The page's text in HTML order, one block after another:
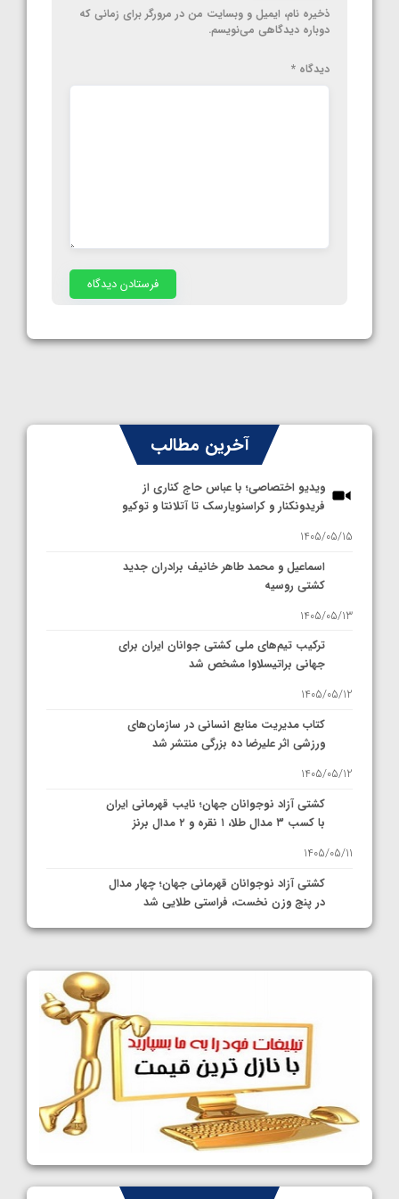
ذخیره نام، ایمیل و وبسایت من در مرورگر برای زمانی که
دوباره دیدگاهی می‌نویسم.
دیدگاه *
آخرین مطالب
ویدیو اختصاصی؛ با عباس حاج کناری از
فریدونکنار و کراسنویارسک تا آتلانتا و توکیو
1405/05/15
اسماعیل و محمد طاهر خانیف برادران جدید
کشتی روسیه
1405/05/13
ترکیب تیم‌های ملی کشتی جوانان ایران برای
جهانی براتیسلاوا مشخص شد
1405/05/12
کتاب مدیریت منابع انسانی در سازمان‌های
ورزشی اثر علیرضا ده بزرگی منتشر شد
1405/05/12
کشتی آزاد نوجوانان جهان؛ نایب قهرمانی ایران
با کسب ۳ مدال طلا، ۱ نقره و ۲ مدال برنز
1405/05/11
کشتی آزاد نوجوانان قهرمانی جهان؛ چهار مدال
در پنج وزن نخست، فراستی طلایی شد
1405/05/11
کشتی آزاد نوجوانان جهان؛ رقبای نمایندگان
ایران مشخص شدند
1405/05/08
کشتی فرنگی نوجوانان جهان؛ سکوی تیمی
سوم برای ایران
1405/05/07